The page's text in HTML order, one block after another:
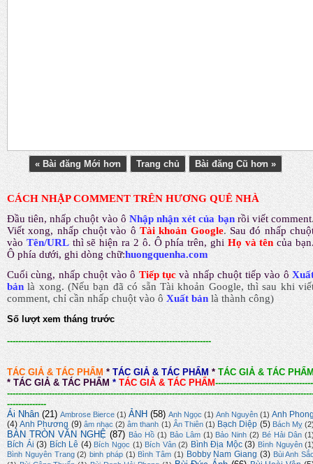
« Bài đăng Mới hơn Trang chủ Bài đăng Cũ hơn »
CÁCH NHẬP COMMENT TRÊN HƯƠNG QUÊ NHÀ
Đầu tiên, nhấp chuột vào ô Nhập nhận xét của bạn rồi viết comment
Viết xong, nhấp chuột vào ô Tài khoản Google. Sau đó nhấp
vào Tên/URL thì sẽ hiện ra 2 ô. Ô phía trên, ghi Họ và tên của
Ô phía dưới, ghi dòng chữ:huongquenha.com
Cuối cùng, nhấp chuột vào ô Tiếp tục và nhấp chuột tiếp vào ô
bản là xong.(Nếu bạn đã có sẵn Tài khoản Google, thì sau khi
comment, chỉ cần nhấp chuột vào ôXuất bản là thành công)
Số lượt xem tháng trước
-------------------------------------------------------------------------
TÁC GIẢ & TÁC PHẨM * TÁC GIẢ & TÁC PHẨM * TÁC GIẢ & TÁC
* TÁC GIẢ & TÁC PHẨM *TÁC GIẢ & TÁC PHẨM-----------------------------------
--------------
Ái Nhân (21) Ambrose Bierce (1) ẢNH (58) Anh Ngọc (1) Anh Nguyên (1) Anh
(4) Anh Phương (9) âm nhạc (2) âm thanh (1) Ân Thiên (1) Bạch Diệp (5) Bách Mỵ
BÀN TRÒN VĂN NGHỆ (87) Bảo Hồ (1) Bảo Lâm (1) Bảo Ninh (2) Bé Hải Dân
Bích Ái (3) Bích Lê (4) Bích Ngọc (1) Bích Vân (2) Bình Địa Mộc (3) Bình Nguyên
Bình Nguyên Trang (2) binh pháp (1) Bình Tâm (1) Bobby Nam Giang (3) Bùi Anh